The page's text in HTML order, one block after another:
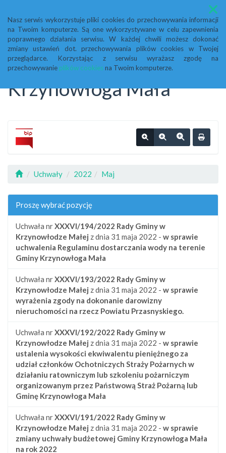
Nasz serwis wykorzystuje pliki cookies do przechowywania informacji
na Twoim komputerze. Są one wykorzystywane w celu zapewnienia
poprawnego działania serwisu. W każdej chwili możesz dokonać
zmiany ustawień dot. przechowywania plików cookies w Twojej
przeglądarce. Korzystając z serwisu wyrażasz zgodę na
przechowywanie plików cookiesna Twoim komputerze.
Menu
Biuletyn Informacji
Publicznej Urząd Gminy
Krzynowłoga Mała
Uchwały 2022 Maj
Proszę wybrać pozycję
Uchwała nrXXXVI/194/2022 Rady Gminy w
Krzynowłodze Małej z dnia 31 maja 2022 - w sprawie
uchwalenia Regulaminu dostarczania wody na terenie
Gminy Krzynowłoga Mała
Uchwała nrXXXVI/193/2022 Rady Gminy w
Krzynowłodze Małej z dnia 31 maja 2022 - w sprawie
wyrażenia zgody na dokonanie darowizny
nieruchomości na rzecz Powiatu Przasnyskiego.
Uchwała nrXXXVI/192/2022 Rady Gminy w
Krzynowłodze Małej z dnia 31 maja 2022 - w sprawie
ustalenia wysokości ekwiwalentu pieniężnego za
udział członków Ochotniczych Straży Pożarnych w
działaniu ratowniczym lub szkoleniu pożarniczym
organizowanym przez Państwową Straż Pożarną lub
Gminę Krzynowłoga Mała
Uchwała nrXXXVI/191/2022 Rady Gminy w
Krzynowłodze Małej z dnia 31 maja 2022 - w sprawie
zmiany uchwały budżetowej Gminy Krzynowłoga Mała
na rok 2022